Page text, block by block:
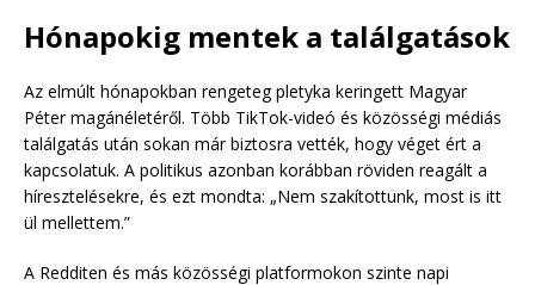
Hónapokig mentek a találgatások
Az elmúlt hónapokban rengeteg pletyka keringett Magyar
Péter magánéletéről. Több TikTok-videó és közösségi médiás
találgatás után sokan már biztosra vették, hogy véget ért a
kapcsolatuk. A politikus azonban korábban röviden reagált a
híresztelésekre, és ezt mondta: „Nem szakítottunk, most is itt
ül mellettem.”
A Redditen és más közösségi platformokon szinte napi